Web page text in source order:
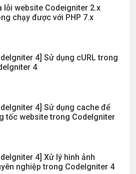
lỗi website Codeigniter 2.x
chạy được với PHP 7.x
4] Sử dụng cURL trong
4
4] Sử dụng cache để
tốc website trong CodeIgniter
4] Xử lý hình ảnh
nghiệp trong CodeIgniter 4